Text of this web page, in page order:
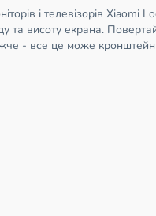
і телевізорів Xiaomi
та висоту екрана.
- все це може